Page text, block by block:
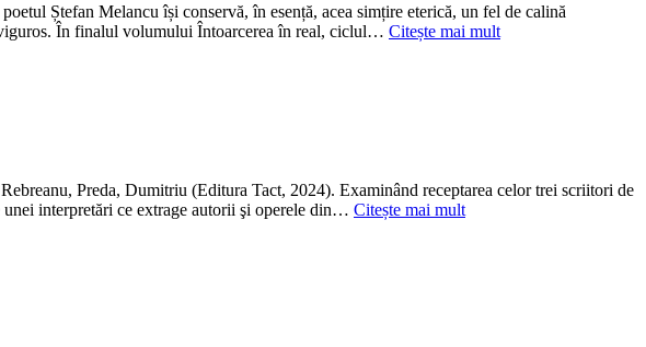
Ștefan Melancu își conservă, în esență, acea simțire eterică, un fel de calină
În finalul volumului Întoarcerea în real, ciclul… Citește mai mult
Preda, Dumitriu (Editura Tact, 2024). Examinând receptarea celor trei scriitori de
unei interpretări ce extrage autorii şi operele din… Citește mai mult